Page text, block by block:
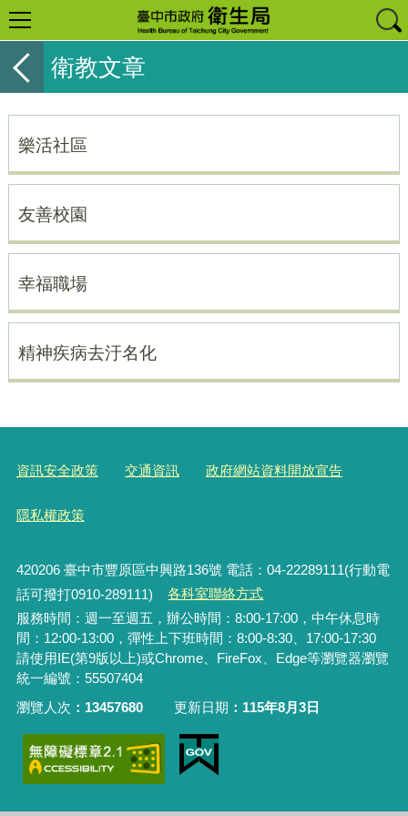
衛教文章
樂活社區
友善校園
幸福職場
精神疾病去汙名化
資訊安全政策 交通資訊 政府網站資料開放宣告
隱私權政策
420206臺中市豐原區中興路136號 電話：04-22289111(行動電
話可撥打0910-289111)
各科室聯絡方式
服務時間：週一至週五，辦公時間：8:00-17:00，中午休息時
間：12:00-13:00，彈性上下班時間：8:00-8:30、17:00-17:30
請使用IE(第9版以上)或Chrome、FireFox、Edge等瀏覽器瀏覽
統一編號：55507404
瀏覽人次
13457680 更新日期 115年8月3日